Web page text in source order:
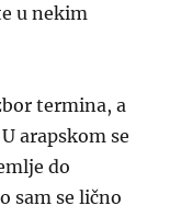
termina, a
arapskom se
do
sam se lično